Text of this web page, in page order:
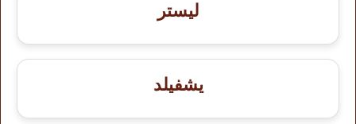
ليستر
يشفيلد